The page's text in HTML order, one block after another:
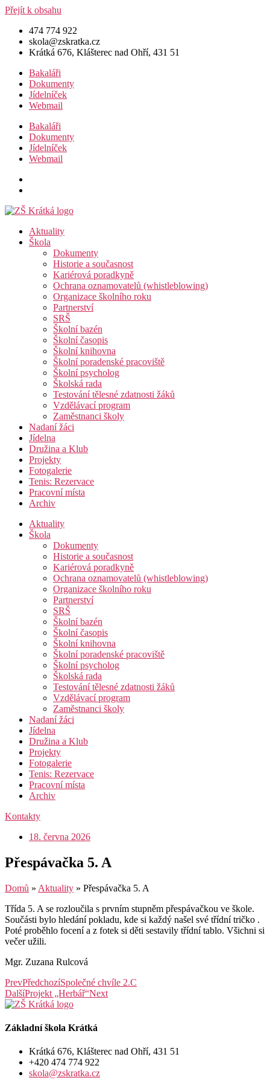
Přejít k obsahu
474 774 922
skola@zskratka.cz
Krátká 676, Klášterec nad Ohří, 431 51
Bakaláři
Dokumenty
Jídelníček
Webmail
Bakaláři
Dokumenty
Jídelníček
Webmail
Aktuality
Škola
Dokumenty
Historie a současnost
Kariérová poradkyně
Ochrana oznamovatelů (whistleblowing)
Organizace školního roku
Partnerství
SRŠ
Školní bazén
Školní časopis
Školní knihovna
Školní poradenské pracoviště
Školní psycholog
Školská rada
Testování tělesné zdatnosti žáků
Vzdělávací program
Zaměstnanci školy
Nadaní žáci
Jídelna
Družina a Klub
Projekty
Fotogalerie
Tenis: Rezervace
Pracovní místa
Archiv
Aktuality
Škola
Dokumenty
Historie a současnost
Kariérová poradkyně
Ochrana oznamovatelů (whistleblowing)
Organizace školního roku
Partnerství
SRŠ
Školní bazén
Školní časopis
Školní knihovna
Školní poradenské pracoviště
Školní psycholog
Školská rada
Testování tělesné zdatnosti žáků
Vzdělávací program
Zaměstnanci školy
Nadaní žáci
Jídelna
Družina a Klub
Projekty
Fotogalerie
Tenis: Rezervace
Pracovní místa
Archiv
Kontakty
18. června 2026
Přespávačka 5. A
Domů » Aktuality » Přespávačka 5. A
Třída 5. A se rozloučila s prvním stupněm přespávačkou ve škole.
Součásti bylo hledání pokladu, kde si každý našel své třídní tričko .
Poté proběhlo focení a z fotek si děti sestavily třídní tablo. Všichni si
večer užili.
Mgr. Zuzana Rulcová
PrevPředchozíSpolečné chvíle 2.C
DalšíProjekt „Herbář“Next
Základní škola Krátká
Krátká 676, Klášterec nad Ohří, 431 51
+420 474 774 922
skola@zskratka.cz